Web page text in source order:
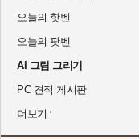
오늘의 핫벤
오늘의 팟벤
AI 그림 그리기
PC 견적 게시판
더보기